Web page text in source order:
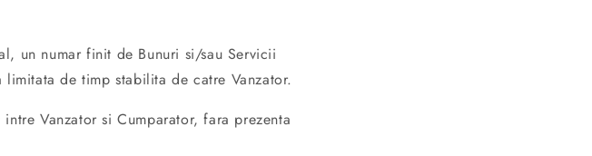
un numar finit de Bunuri si/sau Servicii
de timp stabilita de catre Vanzator.
Vanzator si Cumparator, fara prezenta